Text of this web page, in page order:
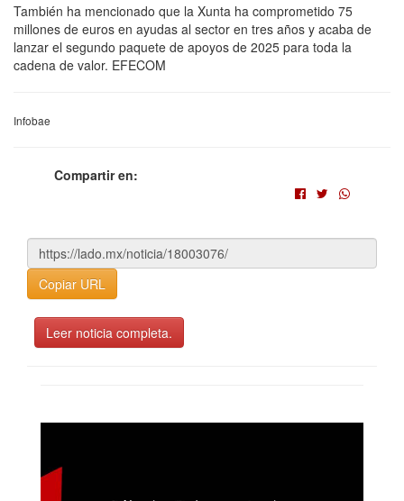
También ha mencionado que la Xunta ha comprometido 75
millones de euros en ayudas al sector en tres años y acaba de
lanzar el segundo paquete de apoyos de 2025 para toda la
cadena de valor. EFECOM
Infobae
Compartir en:
Copiar URL
Leer noticia completa.